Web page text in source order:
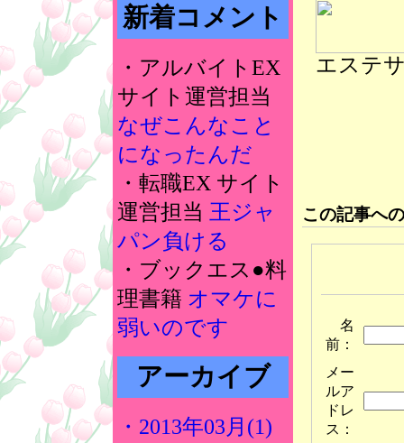
新着コメント
・アルバイトEX
サイト運営担当
なぜこんなこと
になったんだ
・転職EX サイト
運営担当 王ジャ
パン負ける
・ブックエス●料
理書籍 オマケに
弱いのです
アーカイブ
・2013年03月(1)
エステ
この記事へ
名
前：
メー
ルア
ドレ
ス：